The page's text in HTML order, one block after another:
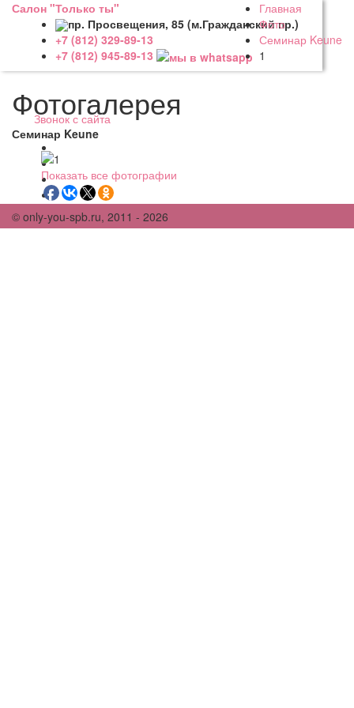
Салон "Только ты"
пр. Просвещения, 85 (м.Гражданский пр.)
+7 (812) 329-89-13
+7 (812) 945-89-13
Звонок с сайта
Главная
Фото
Семинар Keune
1
Фотогалерея
Семинар Keune
Показать все фотографии
© only-you-spb.ru, 2011 - 2026